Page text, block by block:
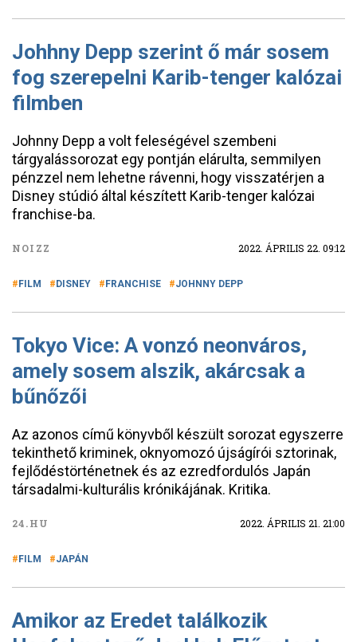
Johhny Depp szerint ő már sosem
fog szerepelni Karib-tenger kalózai
filmben
Johnny Depp a volt feleségével szembeni
tárgyalássorozat egy pontján elárulta, semmilyen
pénzzel nem lehetne rávenni, hogy visszatérjen a
Disney stúdió által készített Karib-tenger kalózai
franchise-ba.
NOIZZ 2022. ÁPRILIS 22. 09:12
FILM DISNEY FRANCHISE JOHNNY DEPP
Tokyo Vice: A vonzó neonváros,
amely sosem alszik, akárcsak a
bűnőzői
Az azonos című könyvből készült sorozat egyszerre
tekinthető kriminek, oknyomozó újságírói sztorinak,
fejlődéstörténetnek és az ezredfordulós Japán
társadalmi-kulturális krónikájának. Kritika.
24.HU 2022. ÁPRILIS 21. 21:00
FILM JAPÁN
Amikor az Eredet találkozik